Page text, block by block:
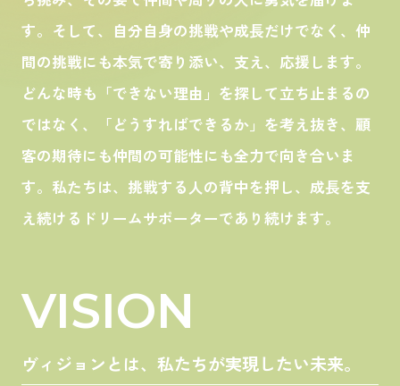
す。そして、自分自身の挑戦や成長だけでなく、仲
間の挑戦にも本気で寄り添い、支え、応援します。
どんな時も「できない理由」を探して立ち止まるの
ではなく、「どうすればできるか」を考え抜き、顧
客の期待にも仲間の可能性にも全力で向き合いま
す。私たちは、挑戦する人の背中を押し、成長を支
え続けるドリームサポーターであり続けます。
VISION
ヴィジョンとは、私たちが実現したい未来。